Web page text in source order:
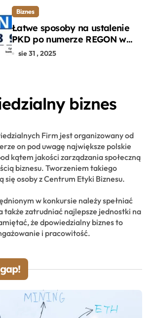
Biznes
Łatwe sposoby na ustalenie
PKD po numerze REGON w
kilku prostych krokach
sie 31 , 2025
biznes
Firm jest organizowany od
on pod uwagę największe polskie
kątem jakości zarządzania społeczną
biznesu. Tworzeniem takiego
się osoby z Centrum Etyki Biznesu.
w konkursie należy spełniać
także zatrudniać najlepsze jednostki na
że dpowiedzialny biznes to
i pracowitość.